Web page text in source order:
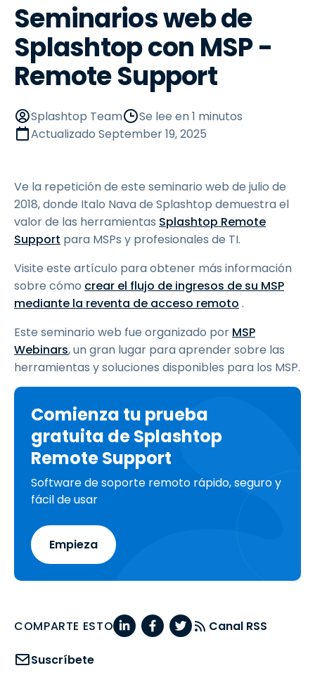
Seminarios web de
Splashtop con MSP -
Remote Support
Splashtop Team
Se lee en 1 minutos
Actualizado September 19, 2025
Ve la repetición de este seminario web de julio de
2018, donde Italo Nava de Splashtop demuestra el
valor de las herramientas Splashtop Remote
Support para MSPs y profesionales de TI.
Visite este artículo para obtener más información
sobre cómo crear el flujo de ingresos de su MSP
mediante la reventa de acceso remoto .
Este seminario web fue organizado por MSP
Webinars, un gran lugar para aprender sobre las
herramientas y soluciones disponibles para los MSP.
Comienza tu prueba
gratuita de Splashtop
Remote Support
Software de soporte remoto rápido, seguro y
fácil de usar
Empieza
COMPARTE ESTO Canal RSS
Suscríbete